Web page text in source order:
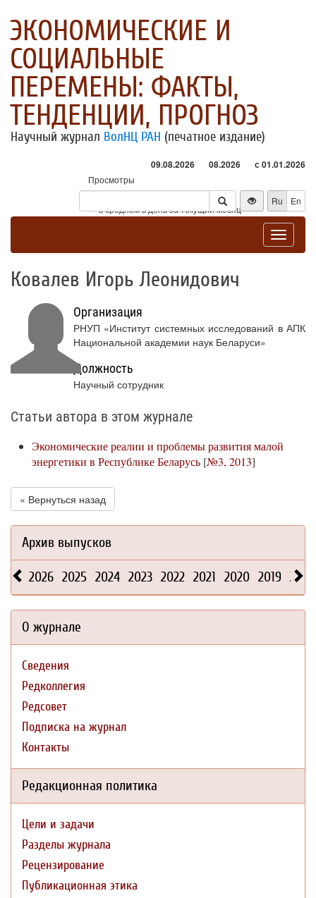
ЭКОНОМИЧЕСКИЕ И
СОЦИАЛЬНЫЕ
ПЕРЕМЕНЫ: ФАКТЫ,
ТЕНДЕНЦИИ, ПРОГНОЗ
Научный журнал ВолНЦ РАН (печатное издание)
09.08.2026 08.2026 с 01.01.2026
Просмотры
Посетители
* - в среднем в день за текущий месяц
Ru En
Toggle
Ковалев Игорь Леонидович
Организация
РНУП «Институт системных исследований в АПК
Национальной академии наук Беларуси»
Должность
Научный сотрудник
Статьи автора в этом журнале
Экономические реалии и проблемы развития малой
энергетики в Республике Беларусь [№3, 2013]
« Вернуться назад
Архив выпусков
2026 2025 2024 2023 2022 2021 2020 2019 2018
О журнале
Сведения
Редколлегия
Редсовет
Подписка на журнал
Контакты
Редакционная политика
Цели и задачи
Разделы журнала
Рецензирование
Публикационная этика